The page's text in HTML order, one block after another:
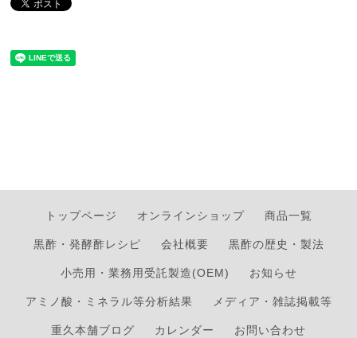
トップページ オンラインショップ 商品一覧
黒酢・発酵酢レシピ 会社概要 黒酢の歴史・製法
小売用・業務用受託製造(OEM) お知らせ
アミノ酸・ミネラル等分析結果 メディア・雑誌掲載等
重久本舗ブログ カレンダー お問い合わせ